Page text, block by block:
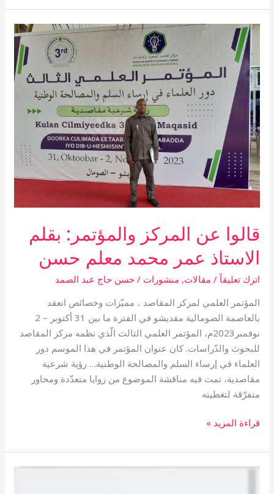
قالوا عن المركز والمؤتمر: بقلم
الاستاذ عمر محمد معلم حسن
اترك تعليقاً / مقالات, منشورات /حسن حاج عبد الصمد
المؤتمر العلمي لمركز المقاصد .. مميّزات وخصائص انعقد
بالعاصمة الصومالية مقديشو في الفترة ما بين 31 أكتوبر – 2
نوفمبر2023م، المؤتمر العلمي الثالث الّذي نظمه مركز المقاصد
للبحوث والدّراسات. كان عنوان المؤتمر في هذا الموسم دور
العلماء في إرساء السلم والمصالحة الوطنية… رؤية شرعية
مقاصدية، تمت فيه مناقشة الموضوع من زوايا متعدّدة ومحاور
متفرّقة لتغطيته
قالوا
عن
المركز
والمؤتمر:
بقلم
الاستاذ
عمر
محمد
معلم
حسن
قراءة المزيد »